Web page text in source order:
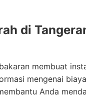
di
membuat
mengenai
Anda